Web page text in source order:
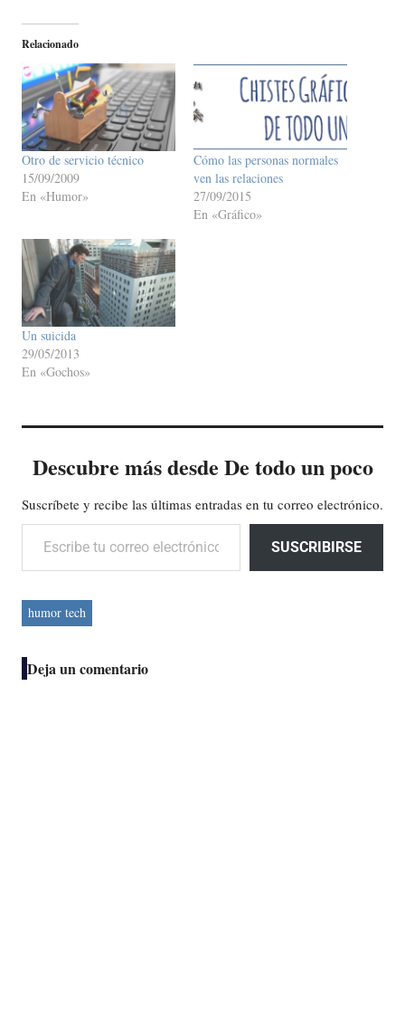
Relacionado
Otro de servicio técnico
15/09/2009
En «Humor»
Cómo las personas normales
ven las relaciones
27/09/2015
En «Gráfico»
Un suicida
29/05/2013
En «Gochos»
Descubre más desde De todo un poco
Suscríbete y recibe las últimas entradas en tu correo electrónico.
Escribe tu correo electrónico…
SUSCRIBIRSE
humor tech
Deja un comentario